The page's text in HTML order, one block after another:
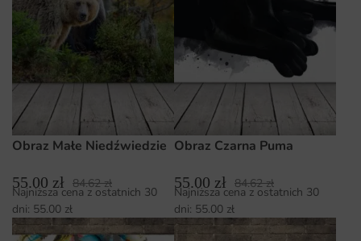
Obraz Małe Niedźwiedzie
55.00 zł 84.62zł
Najniższa cena z ostatnich 30
dni: 55.00 zł
Obraz Czarna Puma
55.00 zł 84.62zł
Najniższa cena z ostatnich 30
dni: 55.00 zł